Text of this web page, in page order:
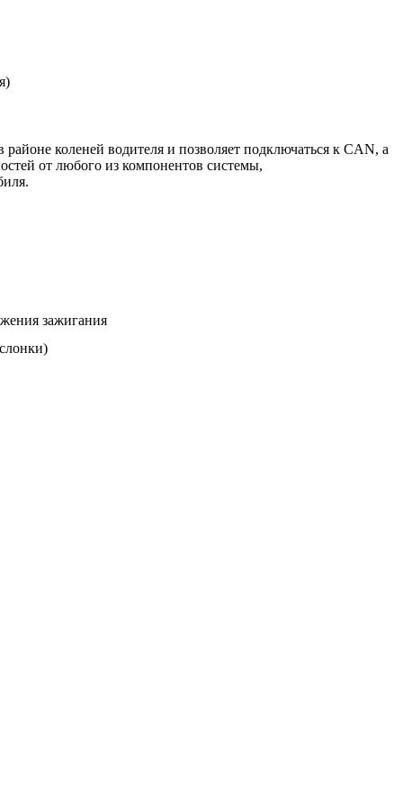
коленей водителя и позволяет подключаться к CAN, а
от любого из компонентов системы,
зажигания